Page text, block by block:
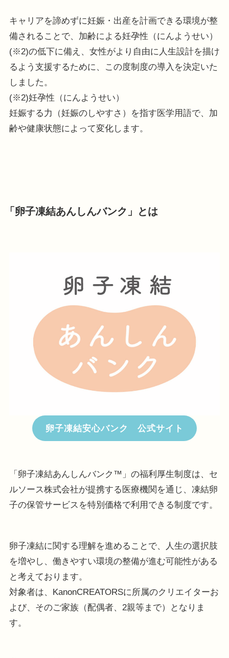
キャリアを諦めずに妊娠・出産を計画できる環境が整
備されることで、加齢による妊孕性（にんようせい）
(※2)の低下に備え、女性がより自由に人生設計を描け
るよう支援するために、この度制度の導入を決定いた
しました。
(※2)妊孕性（にんようせい）
妊娠する力（妊娠のしやすさ）を指す医学用語で、加
齢や健康状態によって変化します。
「卵子凍結あんしんバンク」とは
卵子凍結安心バンク 公式サイト
「卵子凍結あんしんバンク™」の福利厚生制度は、セ
ルソース株式会社が提携する医療機関を通じ、凍結卵
子の保管サービスを特別価格で利用できる制度です。
卵⼦凍結に関する理解を進めることで、人生の選択肢
を増やし、働きやすい環境の整備が進む可能性がある
と考えております。
対象者は、KanonCREATORSに所属のクリエイターお
よび、そのご家族（配偶者、2親等まで）となりま
す。